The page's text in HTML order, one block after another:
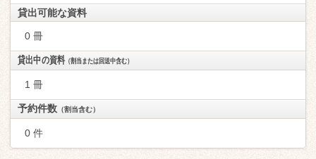
貸出可能な資料
0 冊
貸出中の資料（割当または回送中含む）
1 冊
予約件数 （割当含む）
0 件